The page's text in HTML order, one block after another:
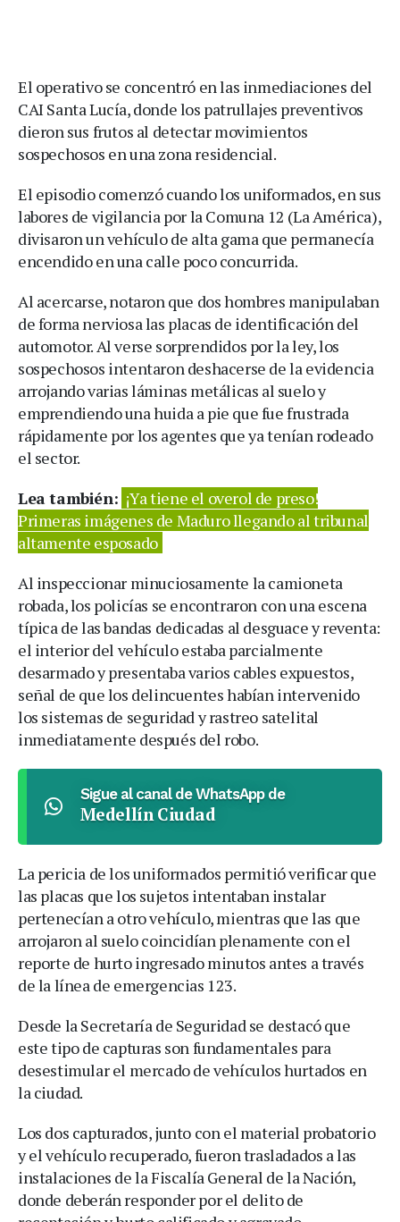
El operativo se concentró en las inmediaciones del
CAI Santa Lucía, donde los patrullajes preventivos
dieron sus frutos al detectar movimientos
sospechosos en una zona residencial.
El episodio comenzó cuando los uniformados, en sus
labores de vigilancia por la Comuna 12 (La América),
divisaron un vehículo de alta gama que permanecía
encendido en una calle poco concurrida.
Al acercarse, notaron que dos hombres manipulaban
de forma nerviosa las placas de identificación del
automotor. Al verse sorprendidos por la ley, los
sospechosos intentaron deshacerse de la evidencia
arrojando varias láminas metálicas al suelo y
emprendiendo una huida a pie que fue frustrada
rápidamente por los agentes que ya tenían rodeado
el sector.
Lea también: ¡Ya tiene el overol de preso!
Primeras imágenes de Maduro llegando al tribunal
altamente esposado
Al inspeccionar minuciosamente la camioneta
robada, los policías se encontraron con una escena
típica de las bandas dedicadas al desguace y reventa:
el interior del vehículo estaba parcialmente
desarmado y presentaba varios cables expuestos,
señal de que los delincuentes habían intervenido
los sistemas de seguridad y rastreo satelital
inmediatamente después del robo.
Sigue al canal de WhatsApp de
Medellín Ciudad
La pericia de los uniformados permitió verificar que
las placas que los sujetos intentaban instalar
pertenecían a otro vehículo, mientras que las que
arrojaron al suelo coincidían plenamente con el
reporte de hurto ingresado minutos antes a través
de la línea de emergencias 123.
Desde la Secretaría de Seguridad se destacó que
este tipo de capturas son fundamentales para
desestimular el mercado de vehículos hurtados en
la ciudad.
Los dos capturados, junto con el material probatorio
y el vehículo recuperado, fueron trasladados a las
instalaciones de la Fiscalía General de la Nación,
donde deberán responder por el delito de